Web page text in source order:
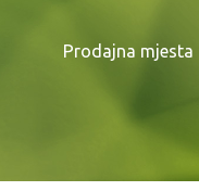
Prodajna mjesta